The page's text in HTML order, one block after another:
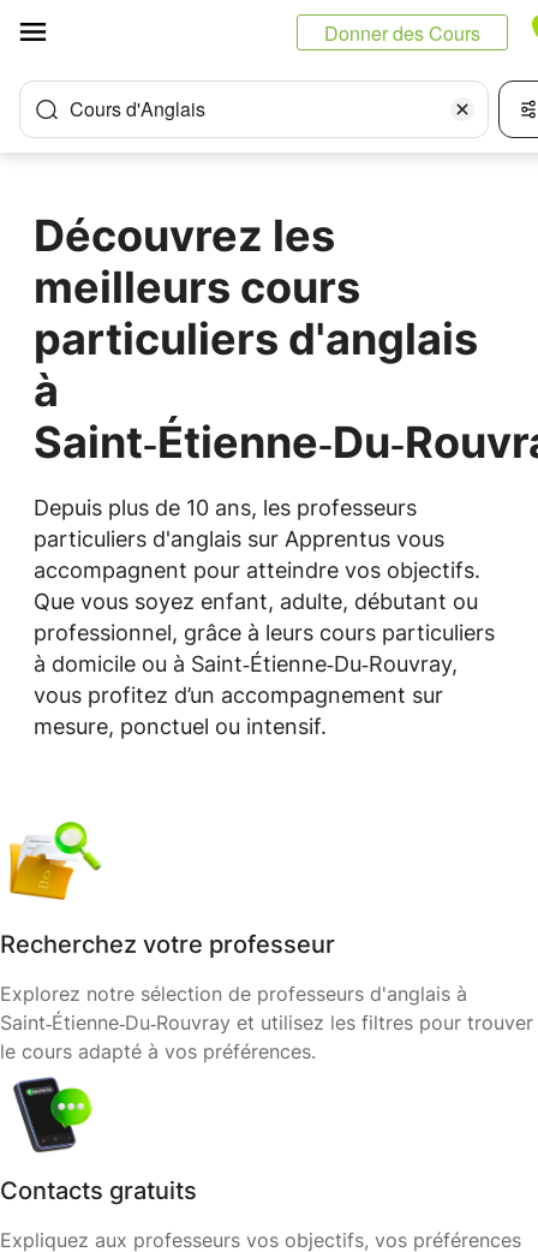
Donner des Cours
Cours d'Anglais
Découvrez les
meilleurs cours
particuliers d'anglais
à
Depuis plus de 10 ans, les professeurs
particuliers d'anglais sur Apprentus vous
accompagnent pour atteindre vos objectifs.
Que vous soyez enfant, adulte, débutant ou
professionnel, grâce à leurs cours particuliers
à domicile ou à Saint‑Étienne‑Du‑Rouvray,
vous profitez d’un accompagnement sur
mesure, ponctuel ou intensif.
Recherchez votre professeur
Explorez notre sélection de professeurs d'anglais à
Saint‑Étienne‑Du‑Rouvray et utilisez les filtres pour trouver
le cours adapté à vos préférences.
Contacts gratuits
Expliquez aux professeurs vos objectifs, vos préférences